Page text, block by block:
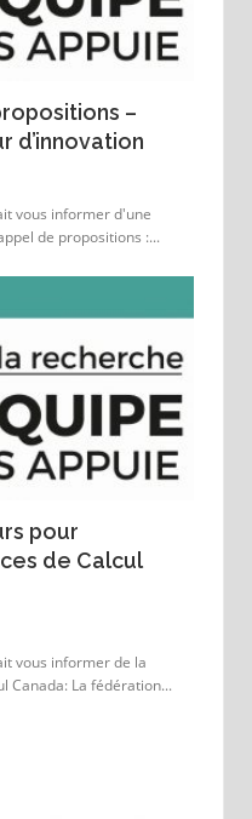
–
d’innovation
vous informer d'une
de propositions :...
pour
de Calcul
vous informer de la
Canada: La fédération...